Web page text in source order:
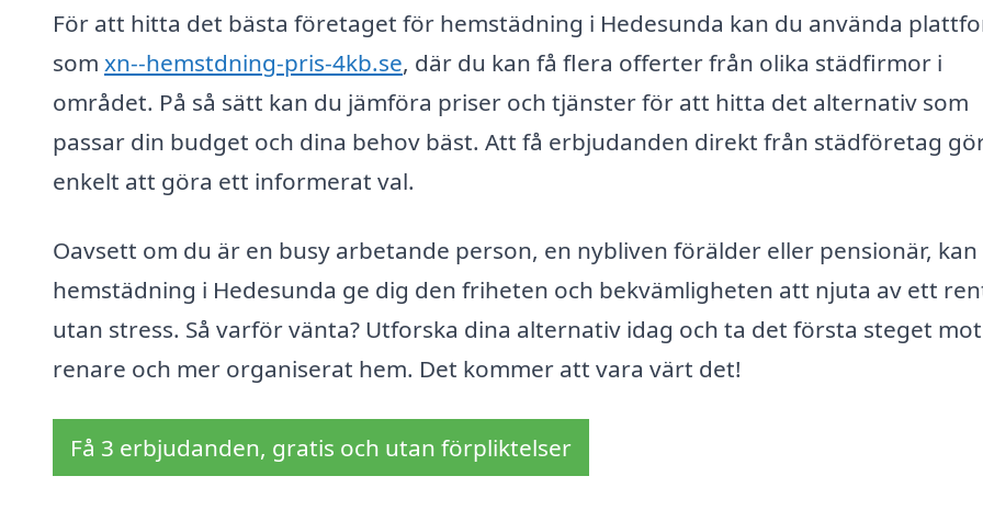
För att hitta det bästa företaget för hemstädning i Hedesunda kan du använda
som xn--hemstdning-pris-4kb.se, där du kan få flera offerter från olika städfirmor i
området. På så sätt kan du jämföra priser och tjänster för att hitta det alternativ som
passar din budget och dina behov bäst. Att få erbjudanden direkt från städföretag
enkelt att göra ett informerat val.
Oavsett om du är en busy arbetande person, en nybliven förälder eller pensionär, kan
hemstädning i Hedesunda ge dig den friheten och bekvämligheten att njuta av ett
utan stress. Så varför vänta? Utforska dina alternativ idag och ta det första steget
renare och mer organiserat hem. Det kommer att vara värt det!
Få 3 erbjudanden, gratis och utan förpliktelser